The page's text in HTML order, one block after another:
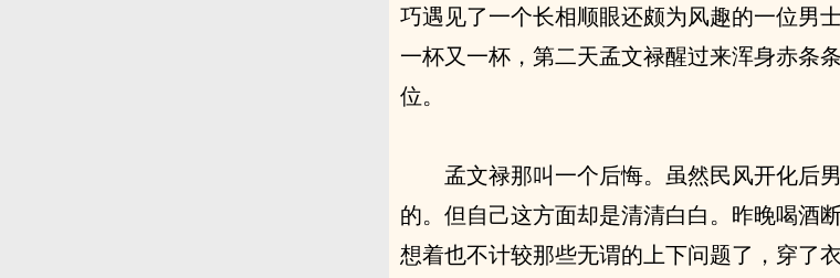
巧遇见了一个长相顺眼还颇为风趣的一位男
一杯又一杯，第二天孟文禄醒过来浑身赤条
位。
孟文禄那叫一个后悔。虽然民风开化后
的。但自己这方面却是清清白白。昨晚喝酒
想着也不计较那些无谓的上下问题了，穿了